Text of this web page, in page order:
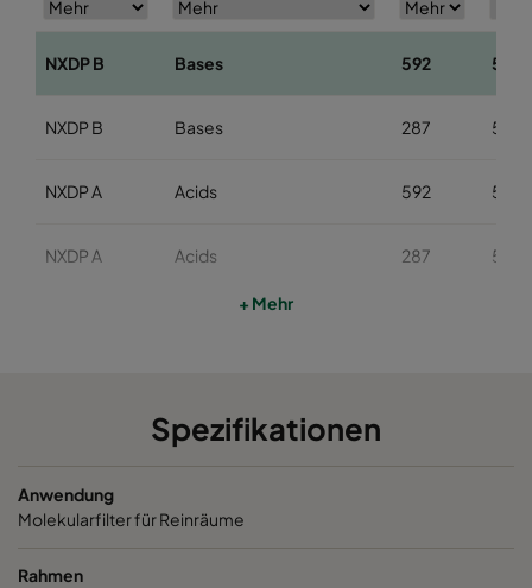
NXDP B Bases 592 592
NXDP B Bases 287 592
NXDP A Acids 592 592
NXDP A Acids 287 592
Bases, Acids, Organics
NXDP ABV Bases, Acids, Organics
+ Mehr
Spezifikationen
Anwendung
Molekularfilter für Reinräume
Rahmen